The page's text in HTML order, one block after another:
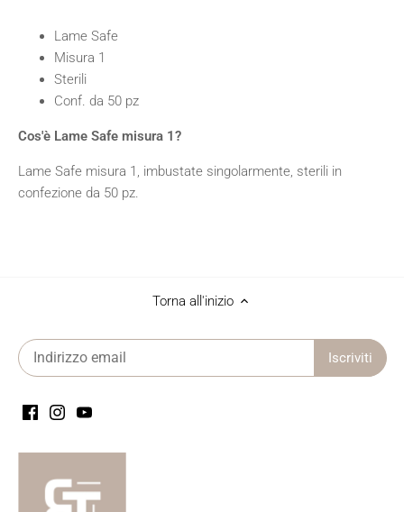
Lame Safe
Misura 1
Sterili
Conf. da 50 pz
Cos'è Lame Safe misura 1?
Lame Safe misura 1, imbustate singolarmente, sterili in
confezione da 50 pz.
Torna all'inizio